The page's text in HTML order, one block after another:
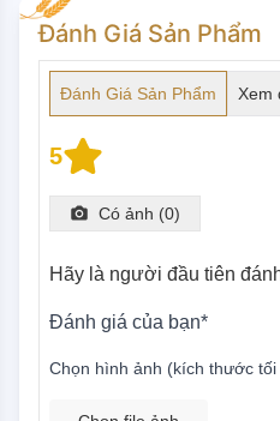
Đánh Giá Sản Phẩm
Đánh Giá Sản Phẩm Xem
5
Có ảnh (0)
Hãy là người đầu tiên
Đánh giá của bạn*
Chọn hình ảnh (kích thước